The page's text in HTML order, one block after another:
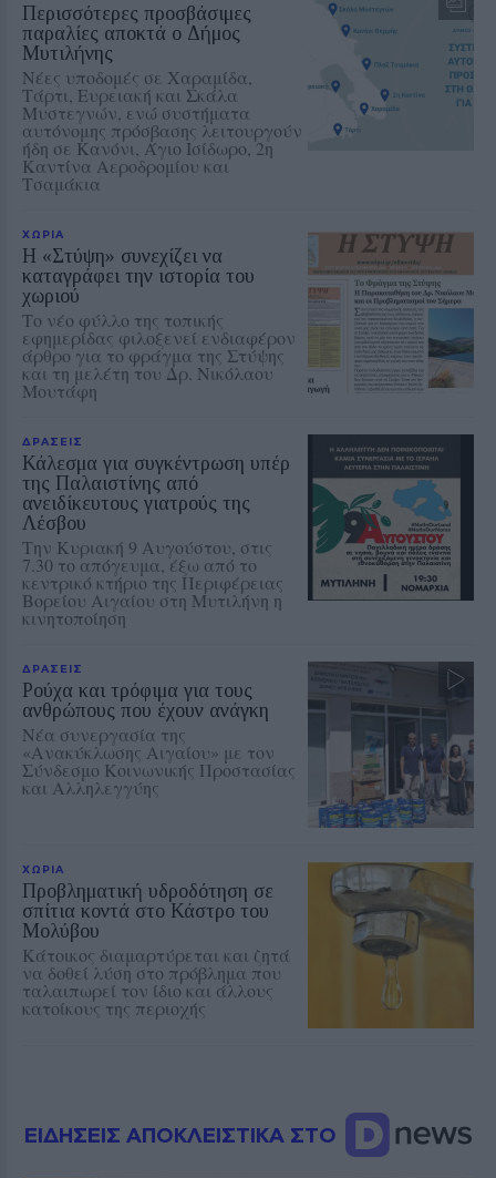
Περισσότερες προσβάσιμες
παραλίες αποκτά ο Δήμος
Μυτιλήνης
Νέες υποδομές σε Χαραμίδα,
Τάρτι, Ευρειακή και Σκάλα
Μυστεγνών, ενώ συστήματα
αυτόνομης πρόσβασης λειτουργούν
ήδη σε Κανόνι, Άγιο Ισίδωρο, 2η
Καντίνα Αεροδρομίου και
Τσαμάκια
ΧΩΡΙΑ
Η «Στύψη» συνεχίζει να
καταγράφει την ιστορία του
χωριού
Το νέο φύλλο της τοπικής
εφημερίδας φιλοξενεί ενδιαφέρον
άρθρο για το φράγμα της Στύψης
και τη μελέτη του Δρ. Νικόλαου
Μουτάφη
ΔΡΑΣΕΙΣ
Κάλεσμα για συγκέντρωση υπέρ
της Παλαιστίνης από
ανειδίκευτους γιατρούς της
Λέσβου
Την Κυριακή 9 Αυγούστου, στις
7.30 το απόγευμα, έξω από το
κεντρικό κτήριο της Περιφέρειας
Βορείου Αιγαίου στη Μυτιλήνη η
κινητοποίηση
ΔΡΑΣΕΙΣ
Ρούχα και τρόφιμα για τους
ανθρώπους που έχουν ανάγκη
Νέα συνεργασία της
«Ανακύκλωσης Αιγαίου» με τον
Σύνδεσμο Κοινωνικής Προστασίας
και Αλληλεγγύης
ΧΩΡΙΑ
Προβληματική υδροδότηση σε
σπίτια κοντά στο Κάστρο του
Μολύβου
Κάτοικος διαμαρτύρεται και ζητά
να δοθεί λύση στο πρόβλημα που
ταλαιπωρεί τον ίδιο και άλλους
κατοίκους της περιοχής
ΕΙΔΗΣΕΙΣ ΑΠΟΚΛΕΙΣΤΙΚΑ ΣΤΟ